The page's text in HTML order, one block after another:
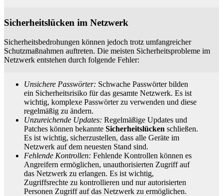
Sicherheitslücken im Netzwerk
Sicherheitsbedrohungen können jedoch trotz umfangreicher
Schutzmaßnahmen auftreten. Die meisten Sicherheitsprobleme im
Netzwerk entstehen durch folgende Fehler:
Unsichere Passwörter: Schwache Passwörter bilden
ein Sicherheitsrisiko für das gesamte Netzwerk. Es ist
wichtig, komplexe Passwörter zu verwenden und diese
regelmäßig zu ändern.
Unzureichende Updates: Regelmäßige Updates und
Patches können bekannte Sicherheitslücken schließen.
Es ist wichtig, sicherzustellen, dass alle Geräte im
Netzwerk auf dem neuesten Stand sind.
Fehlende Kontrollen: Fehlende Kontrollen können es
Angreifern ermöglichen, unauthorisierten Zugriff auf
das Netzwerk zu erlangen. Es ist wichtig,
Zugriffsrechte zu kontrollieren und nur autorisierten
Personen Zugriff auf das Netzwerk zu ermöglichen.